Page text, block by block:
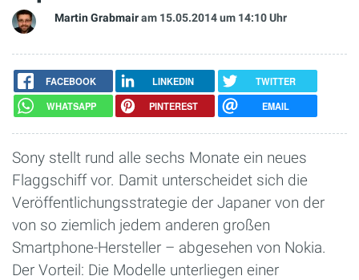
Martin Grabmairam 15.05.2014um 14:10 Uhr
FACEBOOK LINKEDIN
TWITTER
WHATSAPP
PINTEREST EMAIL
Sony stellt rund alle sechs Monate ein neues
Flaggschiff vor. Damit unterscheidet sich die
Veröffentlichungsstrategie der Japaner von der
von so ziemlich jedem anderen großen
Smartphone-Hersteller – abgesehen von Nokia.
Der Vorteil: Die Modelle unterliegen einer